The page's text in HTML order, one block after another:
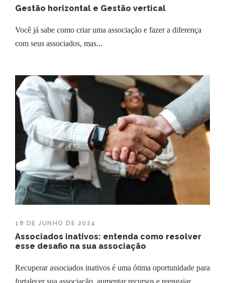
Gestão horizontal e Gestão vertical
Você já sabe como criar uma associação e fazer a diferença
com seus associados, mas...
18 DE JUNHO DE 2024
Associados inativos: entenda como resolver
esse desafio na sua associação
Recuperar associados inativos é uma ótima oportunidade para